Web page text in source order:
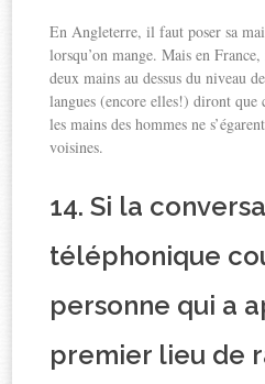
En Angleterre, il faut poser sa
lorsqu’on mange. Mais en
deux mains au dessus du niveau
langues (encore elles!) diront que
les mains des hommes ne
voisines.
14. Si la
téléphonique
personne qui a
premier lieu de